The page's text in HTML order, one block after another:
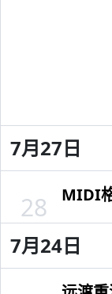
7月27日
MIDI
28
7月24日